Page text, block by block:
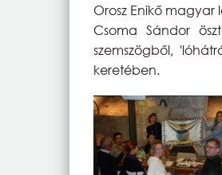
Orosz Enikő
Csoma Sándor
szemszögből,
keretében.